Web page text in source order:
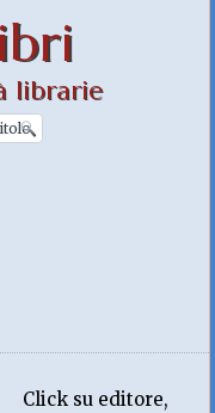
librarie
Click su editore,